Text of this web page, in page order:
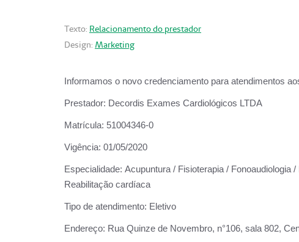
Texto: Relacionamento do prestador
Design: Marketing
Informamos o novo credenciamento para atendimentos
Prestador: Decordis Exames Cardiológicos LTDA
Matrícula: 51004346-0
Vigência: 01/05/2020
Especialidade: Acupuntura / Fisioterapia / Fonoaudiologia
Reabilitação cardíaca
Tipo de atendimento: Eletivo
Endereço: Rua Quinze de Novembro, n°106, sala 802,